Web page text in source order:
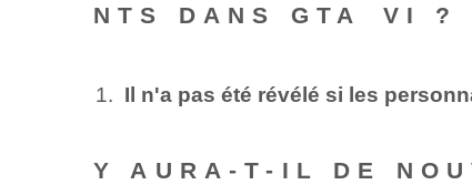
NTS DANS GTA ⁢VI ?
Il n'a pas été révélé si les
Y AURA-T-IL DE